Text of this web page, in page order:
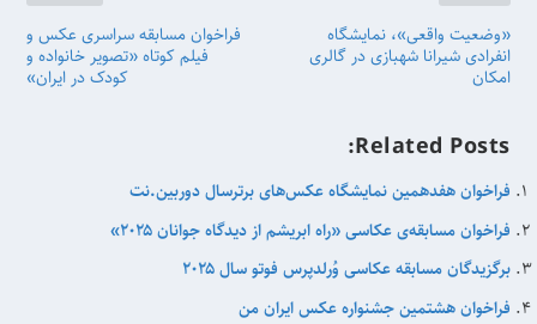
«وضعیت واقعی»، نمایشگاه
انفرادی شیرانا شهبازی در گالری
امکان
فراخوان مسابقه سراسری عکس و
فیلم کوتاه «تصویر خانواده و
کودک در ایران»
Related Posts:
فراخوان هفدهمین نمایشگاه عکس‌های برترسال دوربین.نت
فراخوان مسابقه‌ی عکاسی «راه ابریشم از دیدگاه جوانان ۲۰۲۵»
برگزیدگان مسابقه عکاسی وُرلدپرس فوتو سال ۲۰۲۵
فراخوان هشتمین جشنواره‌ عکس ایران من